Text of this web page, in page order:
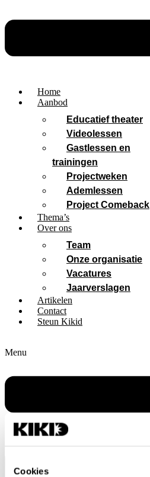
Cookies
Home
Aanbod
Educatief theater
Videolessen
Gastlessen en
trainingen
Projectweken
Ademlessen
Project Comeback
Thema’s
Over ons
Team
Onze organisatie
Vacatures
Jaarverslagen
Artikelen
Contact
Steun Kikid
Menu